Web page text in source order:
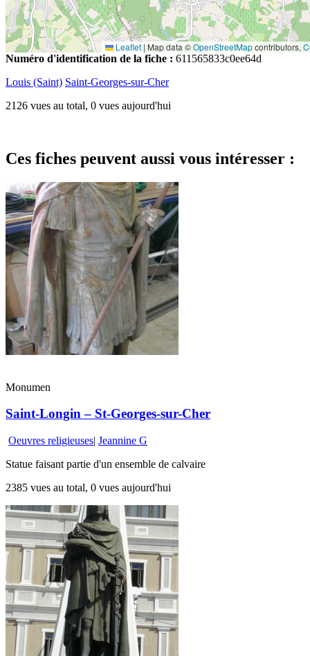
Leaflet | Map data ©OpenStreetMapcontributors,
Numéro d'identification de la fiche : 611565833c0ee64d
Louis (Saint) Saint-Georges-sur-Cher
2126 vues au total, 0 vues aujourd'hui
Ces fiches peuvent aussi vous intéresser :
Monumen
Saint-Longin – St-Georges-sur-Cher
Oeuvres religieuses| Jeannine G
Statue faisant partie d'un ensemble de calvaire
2385 vues au total, 0 vues aujourd'hui